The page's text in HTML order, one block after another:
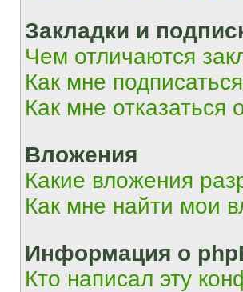
Закладки и
Чем отличаются
Как мне
Как мне отказаться
Вложения
Какие вложения
Как мне найти мои
Информация о
Кто написал эту